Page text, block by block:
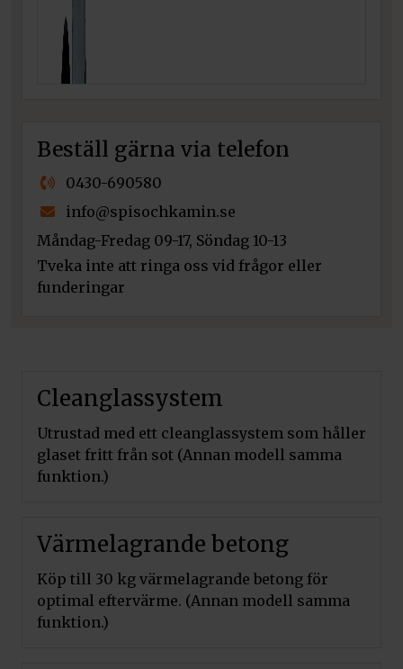
Beställ gärna via telefon
0430-690580
info@spisochkamin.se
Måndag-Fredag 09-17, Söndag 10-13
Tveka inte att ringa oss vid frågor eller
funderingar
Cleanglassystem
Utrustad med ett cleanglassystem som håller
glaset fritt från sot (Annan modell samma
funktion.)
Värmelagrande betong
Köp till 30 kg värmelagrande betong för
optimal eftervärme. (Annan modell samma
funktion.)